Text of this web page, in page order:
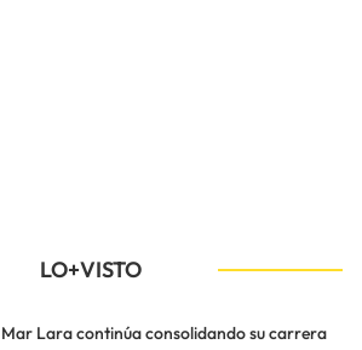
LO+VISTO
Mar Lara continúa consolidando su carrera